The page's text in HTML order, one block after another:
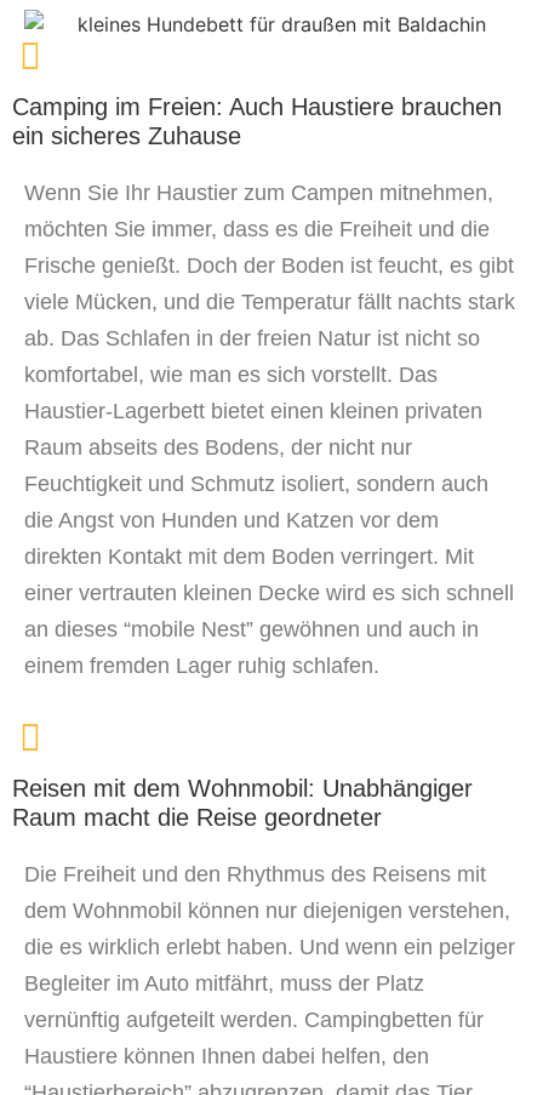
Camping im Freien: Auch Haustiere brauchen
ein sicheres Zuhause
Wenn Sie Ihr Haustier zum Campen mitnehmen,
möchten Sie immer, dass es die Freiheit und die
Frische genießt. Doch der Boden ist feucht, es gibt
viele Mücken, und die Temperatur fällt nachts stark
ab. Das Schlafen in der freien Natur ist nicht so
komfortabel, wie man es sich vorstellt. Das
Haustier-Lagerbett bietet einen kleinen privaten
Raum abseits des Bodens, der nicht nur
Feuchtigkeit und Schmutz isoliert, sondern auch
die Angst von Hunden und Katzen vor dem
direkten Kontakt mit dem Boden verringert. Mit
einer vertrauten kleinen Decke wird es sich schnell
an dieses “mobile Nest” gewöhnen und auch in
einem fremden Lager ruhig schlafen.
Reisen mit dem Wohnmobil: Unabhängiger
Raum macht die Reise geordneter
Die Freiheit und den Rhythmus des Reisens mit
dem Wohnmobil können nur diejenigen verstehen,
die es wirklich erlebt haben. Und wenn ein pelziger
Begleiter im Auto mitfährt, muss der Platz
vernünftig aufgeteilt werden. Campingbetten für
Haustiere können Ihnen dabei helfen, den